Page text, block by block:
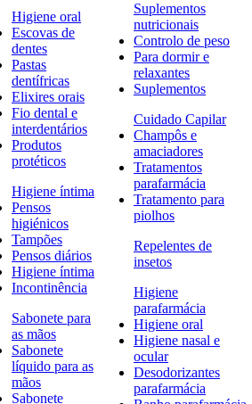
Higiene oral
Escovas de
dentes
Pastas
dentífricas
Elixires orais
Fio dental e
interdentários
Produtos
protéticos
Higiene íntima
Pensos
higiénicos
Tampões
Pensos diários
Higiene íntima
Incontinência
Sabonete para
as mãos
Sabonete
líquido para as
mãos
Sabonete
Suplementos
nutricionais
Controlo de peso
Para dormir e
relaxantes
Suplementos
Cuidado Capilar
Champôs e
amaciadores
Tratamentos
parafarmácia
Tratamento para
piolhos
Repelentes de
insetos
Higiene
parafarmácia
Higiene oral
Higiene nasal e
ocular
Desodorizantes
parafarmácia